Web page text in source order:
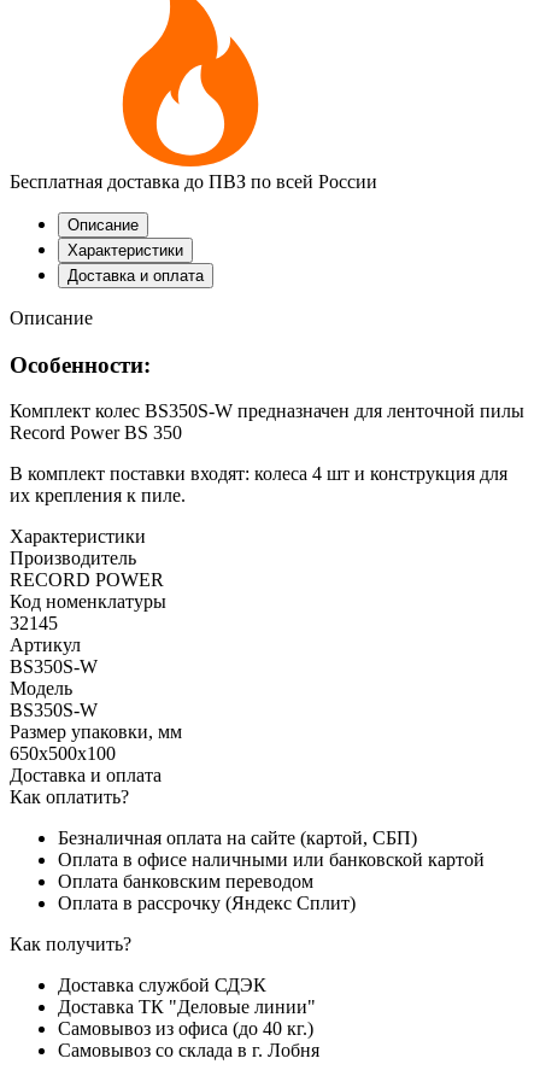
Бесплатная доставка до ПВЗ по всей России
Описание
Характеристики
Доставка и оплата
Описание
Особенности:
Комплект колес BS350S-W предназначен для ленточной пилы
Record Power BS 350
В комплект поставки входят: колеса 4 шт и конструкция для
их крепления к пиле.
Характеристики
Производитель
RECORD POWER
Код номенклатуры
32145
Артикул
BS350S-W
Модель
BS350S-W
Размер упаковки, мм
650x500x100
Доставка и оплата
Как оплатить?
Безналичная оплата на сайте (картой, СБП)
Оплата в офисе наличными или банковской картой
Оплата банковским переводом
Оплата в рассрочку (Яндекс Сплит)
Как получить?
Доставка службой СДЭК
Доставка ТК "Деловые линии"
Самовывоз из офиса (до 40 кг.)
Самовывоз со склада в г. Лобня